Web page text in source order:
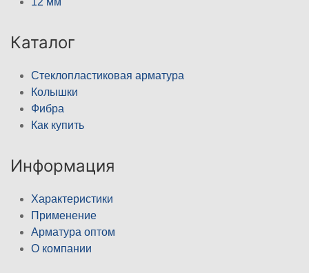
Каталог
Стеклопластиковая арматура
Колышки
Фибра
Как купить
Информация
Характеристики
Применение
Арматура оптом
О компании